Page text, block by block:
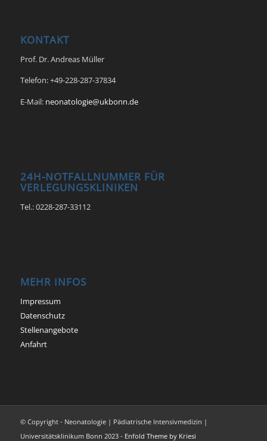
KONTAKT
Prof. Dr. Andreas Müller
Telefon: +49-228-287-37834
E-Mail: neonatologie@ukbonn.de
24H-NOTFALLNUMMER FÜR
VERLEGUNGSKLINIKEN
Tel.: 0228-287-33112
MEHR INFOS
Impressum
Datenschutz
Stellenangebote
Anfahrt
© Copyright - Neonatologie | Pädiatrische Intensivmedizin |
Universitätsklinikum Bonn 2023 - Enfold Theme by Kriesi